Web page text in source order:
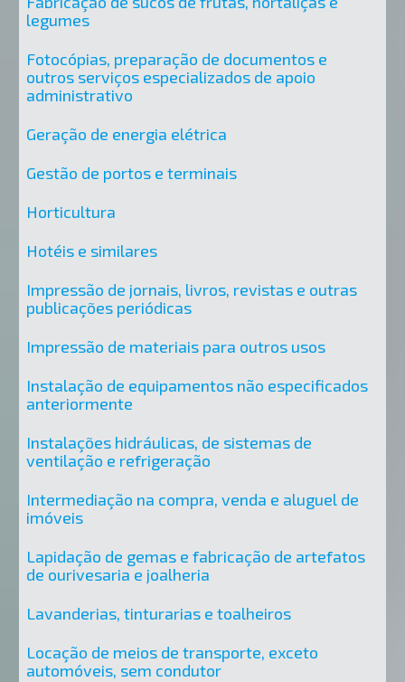
legumes
Fotocópias, preparação de documentos e
outros serviços especializados de apoio
administrativo
Geração de energia elétrica
Gestão de portos e terminais
Horticultura
Hotéis e similares
Impressão de jornais, livros, revistas e outras
publicações periódicas
Impressão de materiais para outros usos
Instalação de equipamentos não especificados
anteriormente
Instalações hidráulicas, de sistemas de
ventilação e refrigeração
Intermediação na compra, venda e aluguel de
imóveis
Lapidação de gemas e fabricação de artefatos
de ourivesaria e joalheria
Lavanderias, tinturarias e toalheiros
Locação de meios de transporte, exceto
automóveis, sem condutor